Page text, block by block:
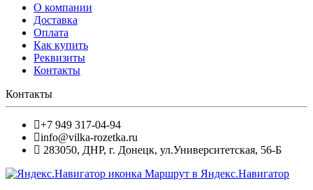
О компании
Доставка
Оплата
Как купить
Реквизиты
Контакты
Контакты
+7 949 317-04-94
info@vilka-rozetka.ru
283050, ДНР, г. Донецк, ул.Университетская, 56-Б
Маршрут в Яндекс.Навигатор